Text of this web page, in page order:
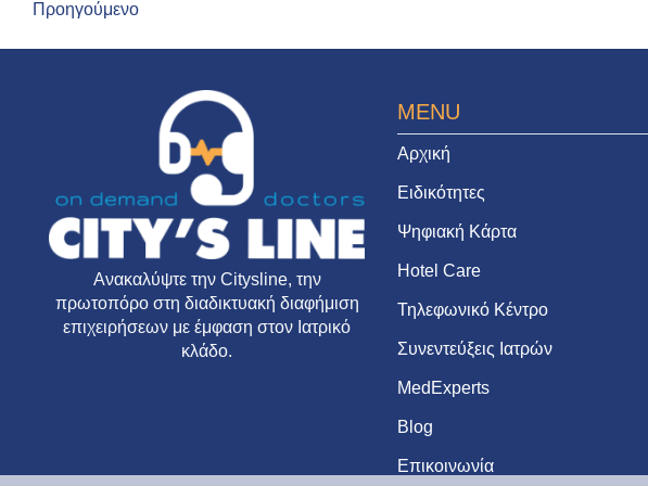
Προηγούμενο
Ανακαλύψτε την Citysline, την
πρωτοπόρο στη διαδικτυακή διαφήμιση
επιχειρήσεων με έμφαση στον Ιατρικό
κλάδο.
MENU
Αρχική
Ειδικότητες
Ψηφιακή Κάρτα
Hotel Care
Τηλεφωνικό Κέντρο
Συνεντεύξεις Ιατρών
MedExperts
Blog
Επικοινωνία